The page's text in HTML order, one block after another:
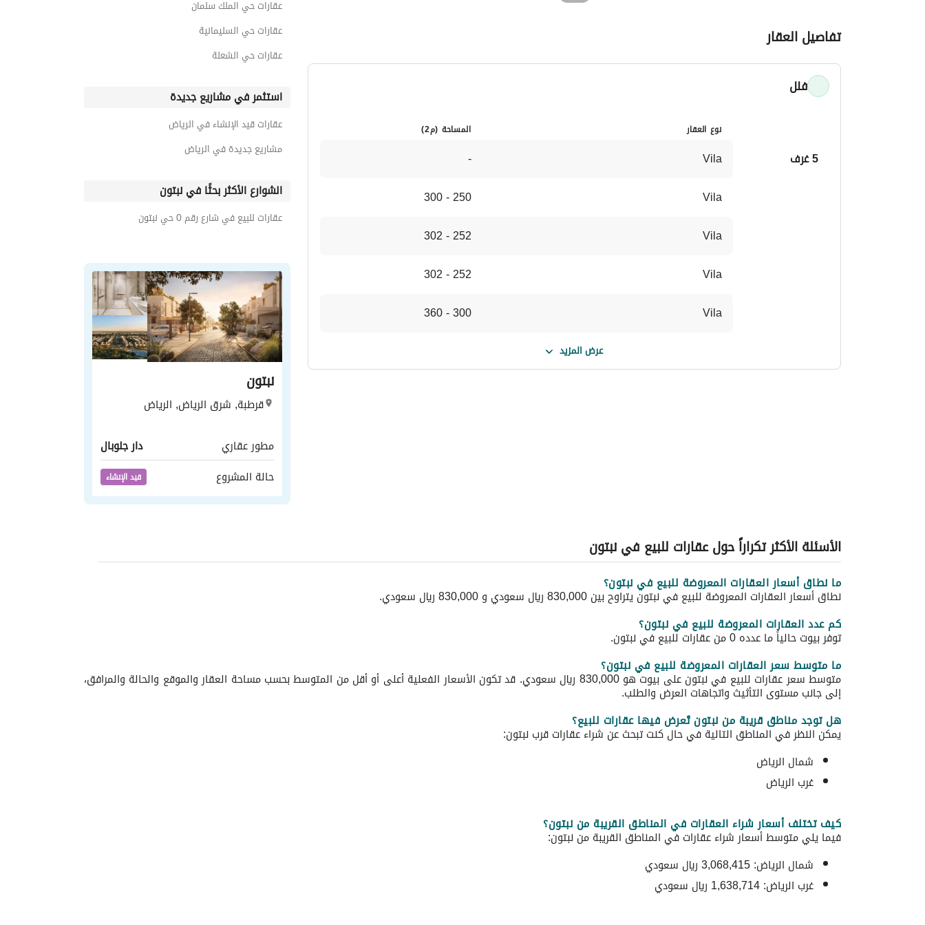
يقدم نبتون تجربة معيشية استثنائية، تجمع بين الهدوء والخصوصية والفخامة في موقع مزدهر ومتصل جيدًا. هذا المشروع هو
الخيار الأمثل لمن يبحثون عن الأناقة والراحة والرفاهية في مجتمع مرموق.
تفاصيل العقار
فلل
5 غرف
نوع العقار المساحة (م2)
Vila
-
Vila
250 - 300
Vila
252 - 302
Vila
252 - 302
Vila
300 - 360
عرض المزيد
عقارات حي الملك سلمان
عقارات حي السليمانية
عقارات حي الشعلة
استثمر في مشاريع جديدة
عقارات قيد الإنشاء في الرياض
مشاريع جديدة في الرياض
الشوارع الأكثر بحثًا في نبتون
عقارات للبيع في شارع رقم 0 حي نبتون
نبتون
قرطبة, شرق الرياض, الرياض
مطور عقاري
دار جلوبال
حالة المشروع
قيد الإنشاء
الأسئلة الأكثر تكراراً حول عقارات للبيع في نبتون
ما نطاق أسعار العقارات المعروضة للبيع في نبتون؟
نطاق أسعار العقارات المعروضة للبيع في نبتون يتراوح بين 830,000 ريال سعودي و 830,000 ريال سعودي.
كم عدد العقارات المعروضة للبيع في نبتون؟
توفر بيوت حالياً ما عدده 0 من عقارات للبيع في نبتون.
ما متوسط سعر العقارات المعروضة للبيع في نبتون؟
متوسط سعر عقارات للبيع في نبتون على بيوت هو 830,000 ريال سعودي. قد تكون الأسعار الفعلية أعلى أو أقل من المتوسط بحسب مساحة العقار والموقع والحالة والمرافق،
إلى جانب مستوى التأثيث واتجاهات العرض والطلب.
هل توجد مناطق قريبة من نبتون تُعرض فيها عقارات للبيع؟
يمكن النظر في المناطق التالية في حال كنت تبحث عن شراء عقارات قرب نبتون:
شمال الرياض
غرب الرياض
كيف تختلف أسعار شراء العقارات في المناطق القريبة من نبتون؟
فيما يلي متوسط ​​أسعار شراء عقارات في المناطق القريبة من نبتون:
شمال الرياض: 3,068,415 ريال سعودي
غرب الرياض: 1,638,714 ريال سعودي